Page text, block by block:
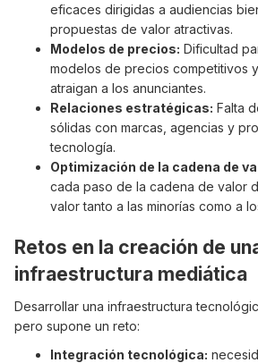
eficaces dirigidas a audiencias
propuestas de valor atractivas.
Modelos de precios: Dificultad
modelos de precios competitivos
atraigan a los anunciantes.
Relaciones estratégicas: Falta
sólidas con marcas, agencias y
tecnología.
Optimización de la cadena de
cada paso de la cadena de valor
valor tanto a las minorías como a
Retos en la creación de
infraestructura mediática
Desarrollar una infraestructura
pero supone un reto:
Integración tecnológica: